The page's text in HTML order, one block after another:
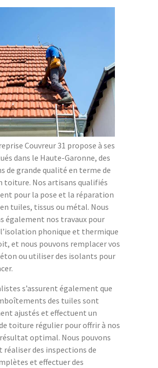
Couvreur 31 propose à ses
dans le Haute-Garonne, des
de grande qualité en terme de
toiture. Nos artisans qualifiés
pour la pose et la réparation
tuiles, tissus ou métal. Nous
également nos travaux pour
phonique et thermique
et nous pouvons remplacer vos
ou utiliser des isolants pour
s’assurent également que
des tuiles sont
ajustés et effectuent un
toiture régulier pour offrir à nos
optimal. Nous pouvons
réaliser des inspections de
et effectuer des